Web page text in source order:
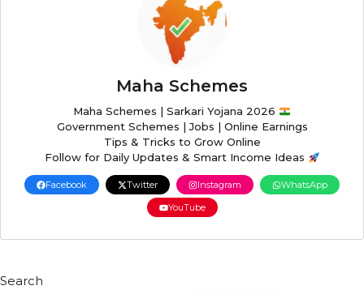
Maha Schemes
Maha Schemes | Sarkari Yojana 2026
Government Schemes | Jobs | Online Earnings
Tips & Tricks to Grow Online
Follow for Daily Updates & Smart Income Ideas
Facebook Twitter Instagram
WhatsApp
YouTube
Search